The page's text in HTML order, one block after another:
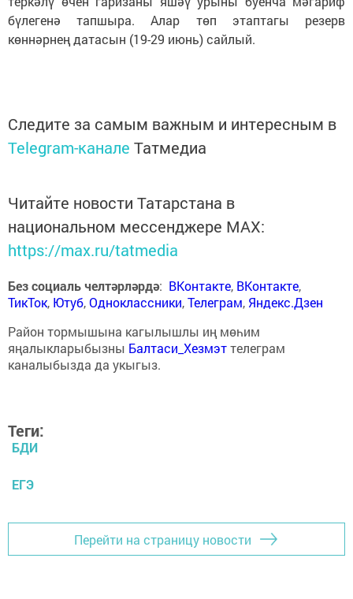
бүлегенә тапшыра. Алар төп этаптагы резерв
көннәрнең датасын (19-29 июнь) сайлый.
Следите за самым важным и интересным в
Telegram-канале Татмедиа
Читайте новости Татарстана в
национальном мессенджере MАХ:
https://max.ru/tatmedia
Без социаль челтәрләрдә: ВКонтакте, ВКонтакте,
ТикТок, Ютуб,Одноклассники,Телеграм, Яндекс.Дзен
Район тормышына кагылышлы иң мөһим
яңалыкларыбызны Балтаси_Хезмэттелеграм
каналыбызда да укыгыз.
Теги:
БДИ
ЕГЭ
Перейти на страницу новости